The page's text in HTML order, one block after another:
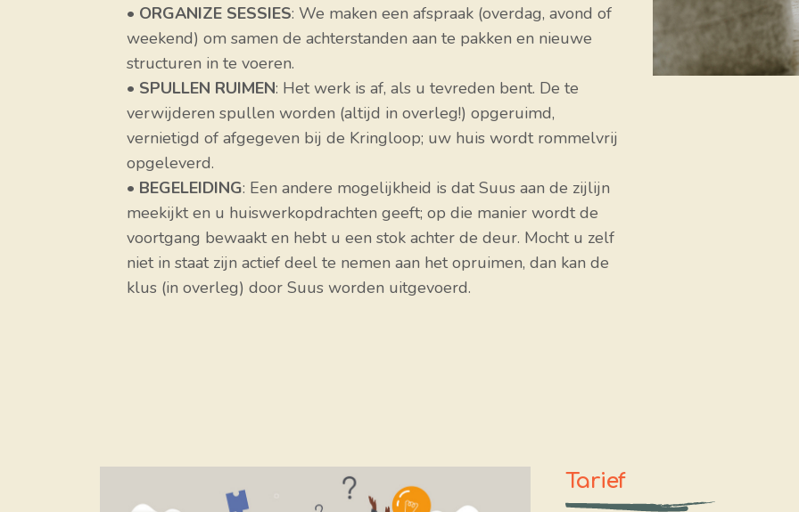
• ORGANIZE SESSIES: We maken een afspraak (overdag, avond of
weekend) om samen de achterstanden aan te pakken en nieuwe
structuren in te voeren.
• SPULLEN RUIMEN: Het werk is af, als u tevreden bent. De te
verwijderen spullen worden (altijd in overleg!) opgeruimd,
vernietigd of afgegeven bij de Kringloop; uw huis wordt rommelvrij
opgeleverd.
• BEGELEIDING: Een andere mogelijkheid is dat Suus aan de zijlijn
meekijkt en u huiswerkopdrachten geeft; op die manier wordt de
voortgang bewaakt en hebt u een stok achter de deur. Mocht u zelf
niet in staat zijn actief deel te nemen aan het opruimen, dan kan de
klus (in overleg) door Suus worden uitgevoerd.
Tarief